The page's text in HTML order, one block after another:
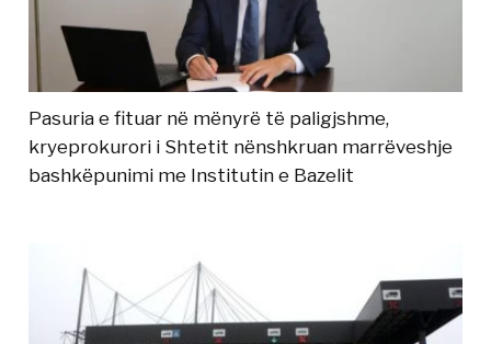
Pasuria e fituar në mënyrë të paligjshme,
kryeprokurori i Shtetit nënshkruan marrëveshje
bashkëpunimi me Institutin e Bazelit